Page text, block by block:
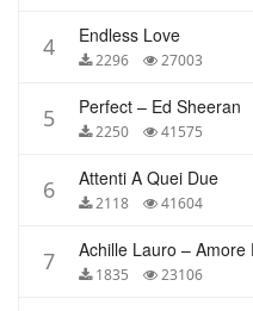
4 Endless Love
2296 27003
5 Perfect – Ed Sheeran
2250 41575
6 Attenti A Quei Due
2118 41604
7 1835 23106